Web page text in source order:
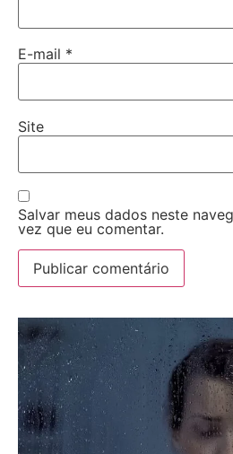
E-mail *
Site
Salvar meus dados neste
vez que eu comentar.